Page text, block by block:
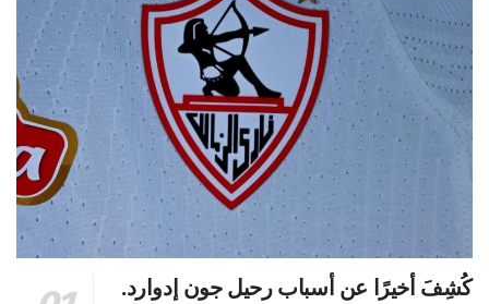
كُشِفَ أخيرًا عن أسباب رحيل جون إدوارد.